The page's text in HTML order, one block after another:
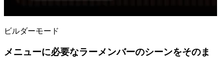
ビルダーモード
メニューに必要なラーメンバーのシーンをそのま